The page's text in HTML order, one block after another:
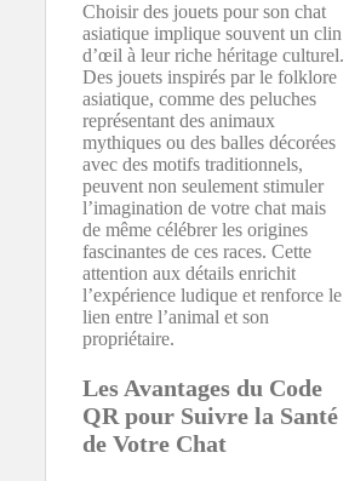
Choisir des jouets pour son chat
asiatique implique souvent un clin
d’œil à leur riche héritage culturel.
Des jouets inspirés par le folklore
asiatique, comme des peluches
représentant des animaux
mythiques ou des balles décorées
avec des motifs traditionnels,
peuvent non seulement stimuler
l’imagination de votre chat mais
de même célébrer les origines
fascinantes de ces races. Cette
attention aux détails enrichit
l’expérience ludique et renforce le
lien entre l’animal et son
propriétaire.
Les Avantages du Code
QR pour Suivre la Santé
de Votre Chat